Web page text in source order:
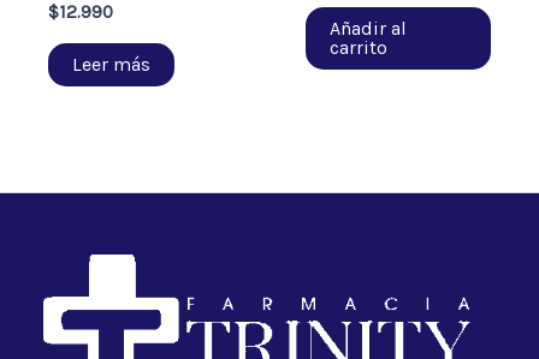
$12.990
Leer más
Añadir al
carrito